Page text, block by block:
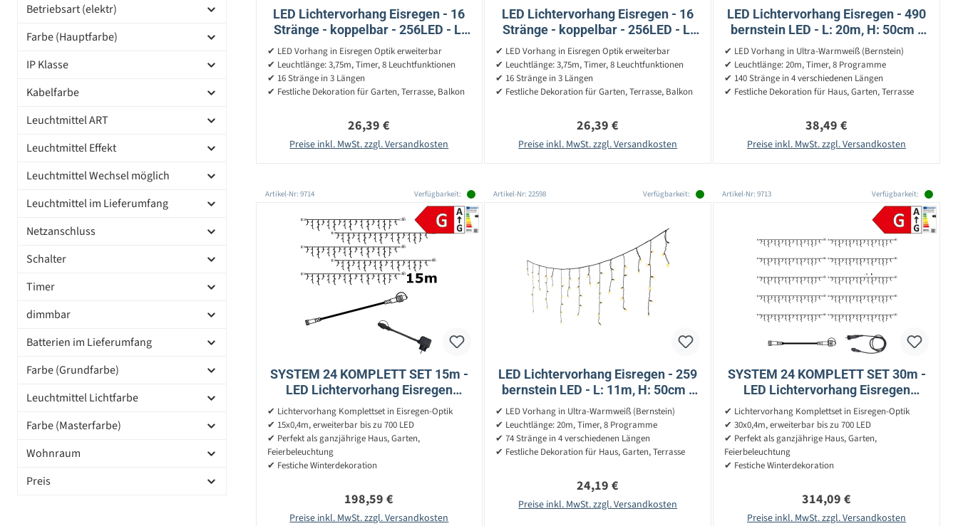
Betriebsart (elektr)
Farbe (Hauptfarbe)
IP Klasse
Kabelfarbe
Leuchtmittel ART
Leuchtmittel Effekt
Leuchtmittel Wechsel möglich
Leuchtmittel im Lieferumfang
Netzanschluss
Schalter
Timer
dimmbar
Batterien im Lieferumfang
Farbe (Grundfarbe)
Leuchtmittel Lichtfarbe
Farbe (Masterfarbe)
Wohnraum
Preis
LED Lichtervorhang Eisregen - 16
Stränge - koppelbar - 256LED - L:
3,75m - 8 Funktionen - Außen
✔ LED Vorhang in Eisregen Optik erweiterbar
✔ Leuchtlänge: 3,75m, Timer, 8 Leuchtfunktionen
✔ 16 Stränge in 3 Längen
✔ Festliche Dekoration für Garten, Terrasse, Balkon
Regulärer Preis:
26,39 €
Preise inkl. MwSt. zzgl. Versandkosten
LED Lichtervorhang Eisregen - 16
Stränge - koppelbar - 256LED - L:
3,75m - 8 Funktionen - Außen
✔ LED Vorhang in Eisregen Optik erweiterbar
✔ Leuchtlänge: 3,75m, Timer, 8 Leuchtfunktionen
✔ 16 Stränge in 3 Längen
✔ Festliche Dekoration für Garten, Terrasse, Balkon
Regulärer Preis:
26,39 €
Preise inkl. MwSt. zzgl. Versandkosten
LED Lichtervorhang Eisregen - 490
bernstein LED - L: 20m, H: 50cm -
Timer - 8 Funkt. - Innen/Außen
✔ LED Vorhang in Ultra-Warmweiß (Bernstein)
✔ Leuchtlänge: 20m, Timer, 8 Programme
✔ 140 Stränge in 4 verschiedenen Längen
✔ Festliche Dekoration für Haus, Garten, Terrasse
Regulärer Preis:
38,49 €
Preise inkl. MwSt. zzgl. Versandkosten
Artikel-Nr: 9714 Verfügbarkeit:
SYSTEM 24 KOMPLETT SET 15m -
LED Lichtervorhang Eisregen
15x0,4m - Icicle für Dachrinne,
Garage
✔ Lichtervorhang Komplettset in Eisregen-Optik
✔ 15x0,4m, erweiterbar bis zu 700 LED
✔ Perfekt als ganzjährige Haus, Garten,
Feierbeleuchtung
✔ Festiche Winterdekoration
Regulärer Preis:
198,59 €
Preise inkl. MwSt. zzgl. Versandkosten
Artikel-Nr: 22598 Verfügbarkeit:
LED Lichtervorhang Eisregen - 259
bernstein LED - L: 11m, H: 50cm -
Timer - 8 Funkt. - Innen/Außen
✔ LED Vorhang in Ultra-Warmweiß (Bernstein)
✔ Leuchtlänge: 20m, Timer, 8 Programme
✔ 74 Stränge in 4 verschiedenen Längen
✔ Festliche Dekoration für Haus, Garten, Terrasse
Regulärer Preis:
24,19 €
Preise inkl. MwSt. zzgl. Versandkosten
Artikel-Nr: 9713 Verfügbarkeit:
SYSTEM 24 KOMPLETT SET 30m -
LED Lichtervorhang Eisregen
30x0,4m - Icicle für Dachrinne,
Garage
✔ Lichtervorhang Komplettset in Eisregen-Optik
✔ 30x0,4m, erweiterbar bis zu 700 LED
✔ Perfekt als ganzjährige Haus, Garten,
Feierbeleuchtung
✔ Festiche Winterdekoration
Regulärer Preis:
314,09 €
Preise inkl. MwSt. zzgl. Versandkosten